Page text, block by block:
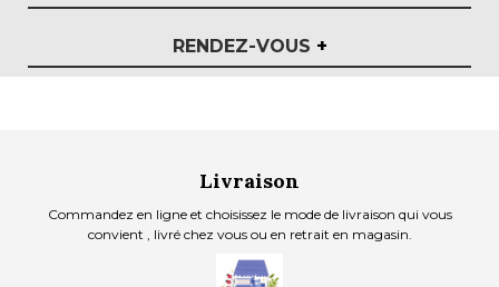
RENDEZ-VOUS +
Livraison
Commandez en ligne et choisissez le mode de livraison qui vous
convient , livré chez vous ou en retrait en magasin.